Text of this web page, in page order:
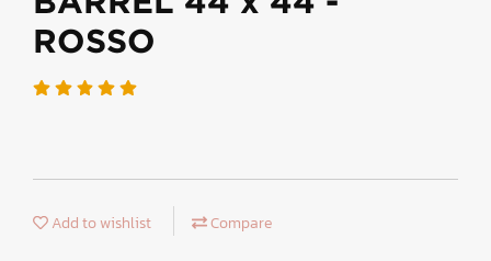
ROSSO
Add to wishlist Compare